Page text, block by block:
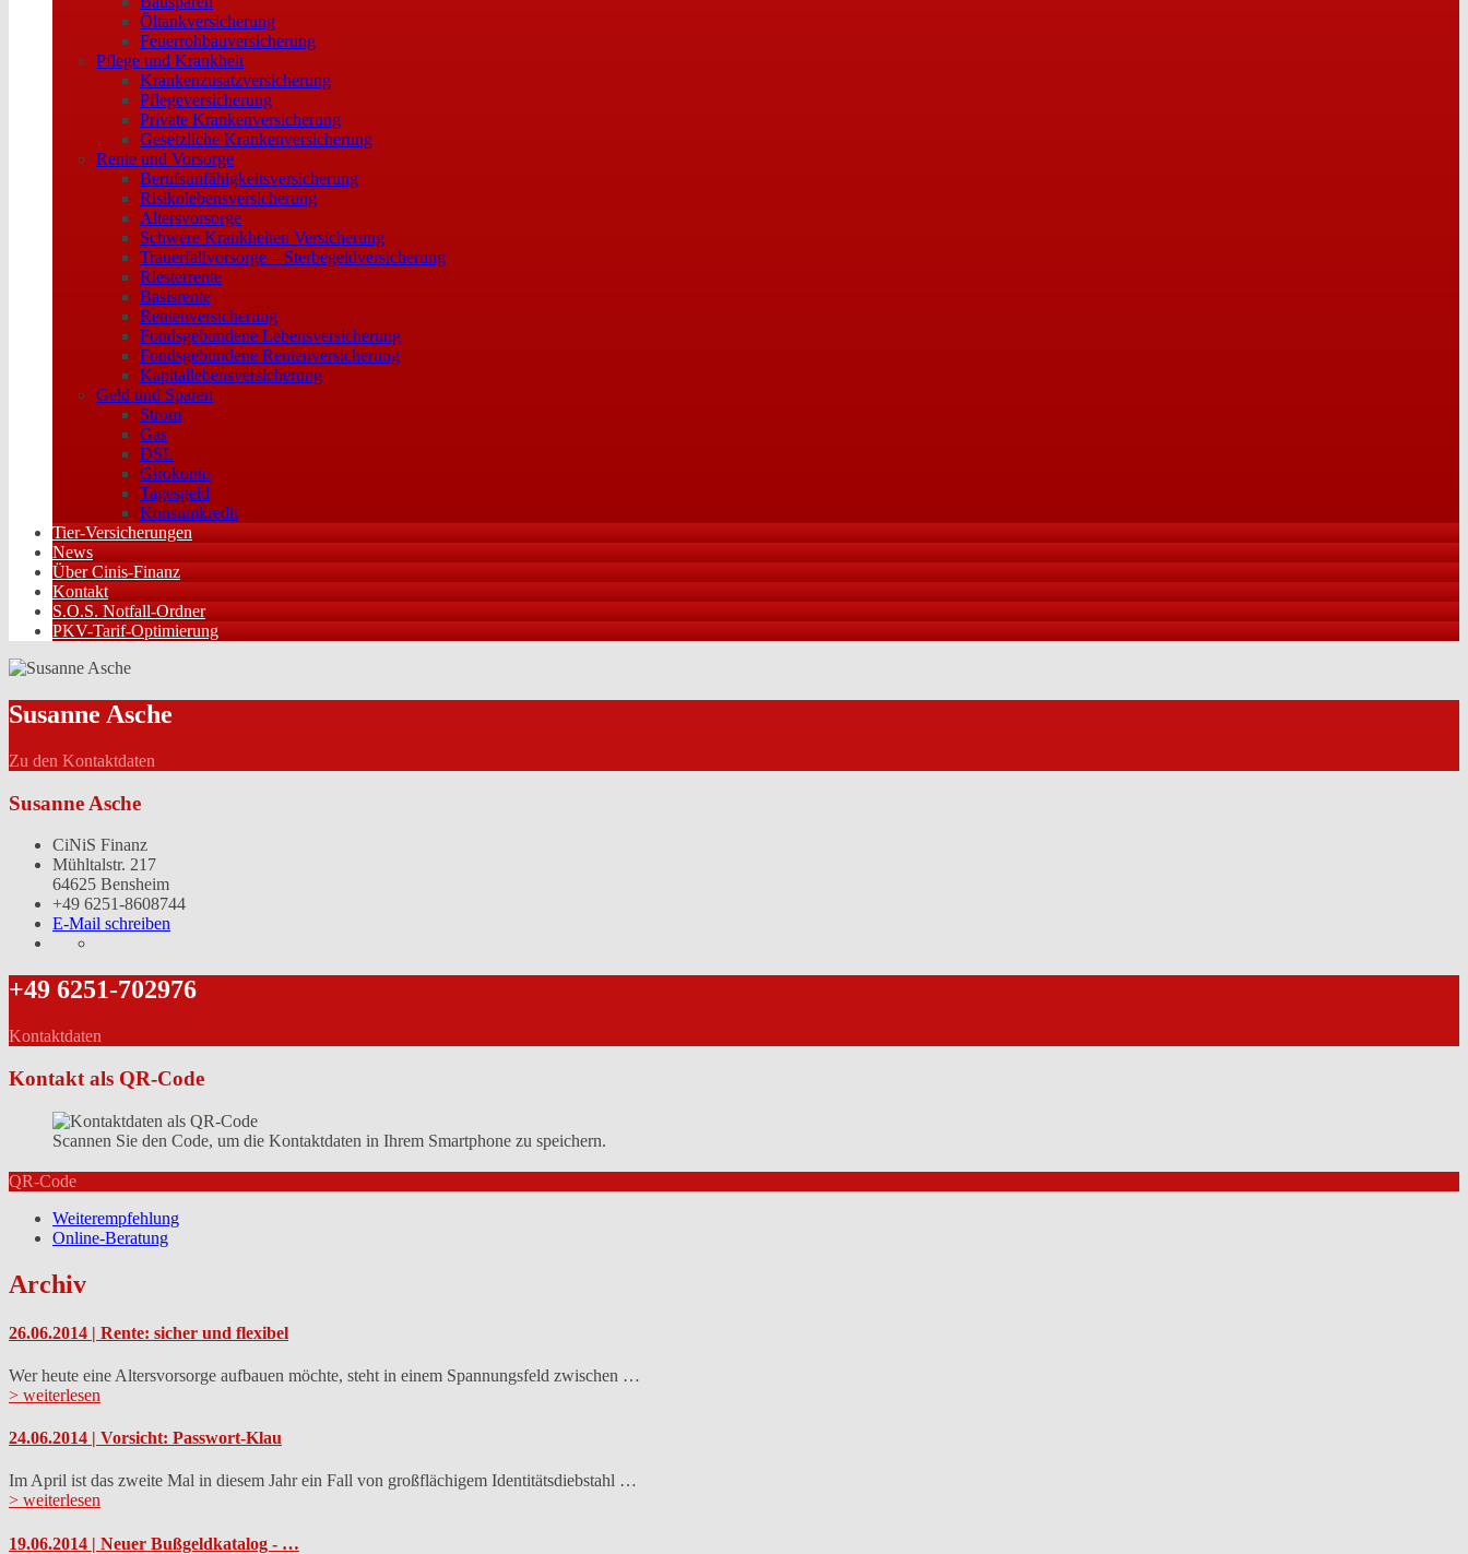
Öltankversicherung
Feuerrohbauversicherung
Pflege und Krankheit
Krankenzusatzversicherung
Pflegeversicherung
Private Krankenversicherung
Gesetzliche Krankenversicherung
Rente und Vorsorge
Berufs­unfähigkeitsversicherung
Risikolebensversicherung
Altersvorsorge
Schwere Krankheiten Versicherung
Trauerfallvorsorge – Sterbegeldversicherung
Riesterrente
Basisrente
Rentenversicherung
Fondsgebundene Lebensversicherung
Fondsgebundene Rentenversicherung
Kapitallebensversicherung
Geld und Sparen
Strom
Gas
DSL
Girokonto
Tagesgeld
Konsumkredit
Tier-Versicherungen
News
Über Cinis-Finanz
Kontakt
S.O.S. Notfall-Ordner
PKV-Tarif-Optimierung
Susanne Asche
Zu den Kontaktdaten
Susanne Asche
CiNiS Finanz
Mühltalstr. 217
64625 Bensheim
+49 6251-8608744
E-Mail schreiben
+49 6251-702976
Kontaktdaten
Kontakt als QR-Code
Scannen Sie den Code, um die Kontaktdaten in Ihrem Smartphone zu speichern.
QR-Code
Weiterempfehlung
Online-Beratung
Archiv
26.06.2014 | Rente: sicher und flexibel
Wer heute eine Altersvorsorge aufbauen möchte, steht in einem Spannungsfeld zwischen …
> weiterlesen
24.06.2014 | Vorsicht: Passwort-Klau
Im April ist das zweite Mal in diesem Jahr ein Fall von großflächigem Identitätsdiebstahl …
> weiterlesen
19.06.2014 | Neuer Bußgeldkatalog - …